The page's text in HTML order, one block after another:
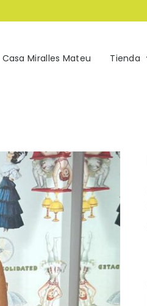
Casa Miralles Mateu Tienda